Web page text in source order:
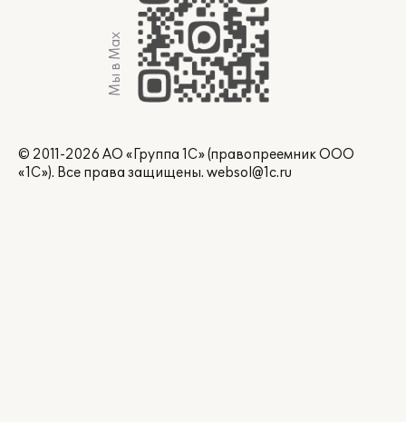
Мы в Max
© 2011-2026 АО «Группа 1С» (правопреемник ООО
«1С»). Все права защищены. websol@1c.ru